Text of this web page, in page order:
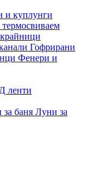
и куплунги
Гофрирани
Фенери и
ленти
баня Луни за